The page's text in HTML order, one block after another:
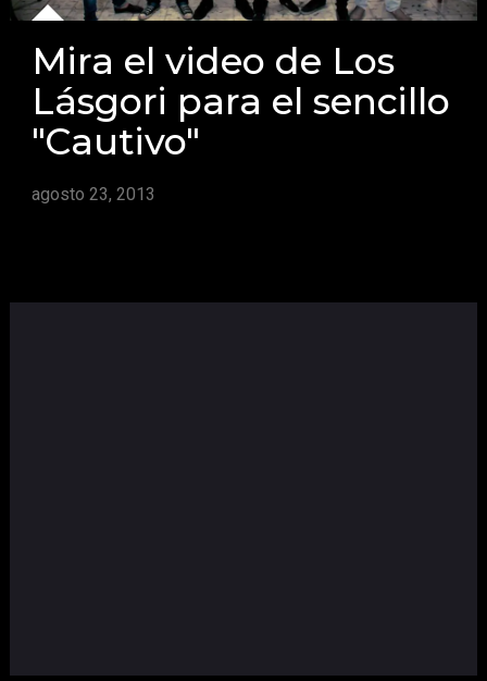
Mira el video de Los
Lásgori para el sencillo
"Cautivo"
agosto 23, 2013